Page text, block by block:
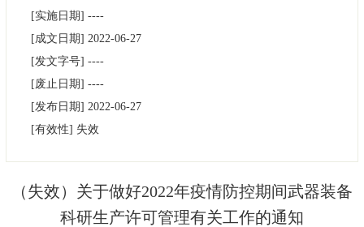
政务公开
市领导
政策兑现 政策解读 回应关切
决策公开 专题公开
[实施日期] ----
[成文日期] 2022-06-27
[发文字号] ----
[废止日期] ----
[发布日期] 2022-06-27
[有效性] 失效
（失效）​关于做好2022年疫情防控期间武器装备
科研生产许可管理有关工作的通知